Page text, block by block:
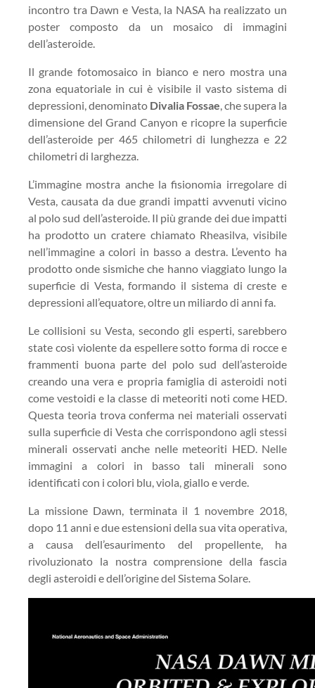
incontro tra Dawn e Vesta, la NASA ha realizzato un
poster composto da un mosaico di immagini
dell’asteroide.
Il grande fotomosaico in bianco e nero mostra una
zona equatoriale in cui è visibile il vasto sistema di
depressioni, denominato Divalia Fossae, che supera la
dimensione del Grand Canyon e ricopre la superficie
dell’asteroide per 465 chilometri di lunghezza e 22
chilometri di larghezza.
L’immagine mostra anche la fisionomia irregolare di
Vesta, causata da due grandi impatti avvenuti vicino
al polo sud dell’asteroide. Il più grande dei due impatti
ha prodotto un cratere chiamato Rheasilva, visibile
nell’immagine a colori in basso a destra. L’evento ha
prodotto onde sismiche che hanno viaggiato lungo la
superficie di Vesta, formando il sistema di creste e
depressioni all’equatore, oltre un miliardo di anni fa.
Le collisioni su Vesta, secondo gli esperti, sarebbero
state così violente da espellere sotto forma di rocce e
frammenti buona parte del polo sud dell’asteroide
creando una vera e propria famiglia di asteroidi noti
come vestoidi e la classe di meteoriti noti come HED.
Questa teoria trova conferma nei materiali osservati
sulla superficie di Vesta che corrispondono agli stessi
minerali osservati anche nelle meteoriti HED. Nelle
immagini a colori in basso tali minerali sono
identificati con i colori blu, viola, giallo e verde.
La missione Dawn, terminata il 1 novembre 2018,
dopo 11 anni e due estensioni della sua vita operativa,
a causa dell’esaurimento del propellente, ha
rivoluzionato la nostra comprensione della fascia
degli asteroidi e dell’origine del Sistema Solare.